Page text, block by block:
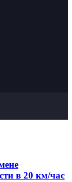
в 20 км/час